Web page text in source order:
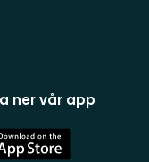
ner vår app